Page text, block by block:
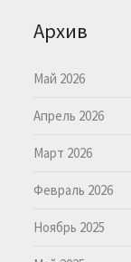
Архив
Май 2026
Апрель 2026
Март 2026
Февраль 2026
Ноябрь 2025